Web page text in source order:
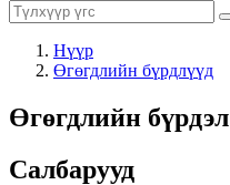
Нүүр
Өгөгдлийн бүрдлүүд
Өгөгдлийн бүрдэл
Салбарууд